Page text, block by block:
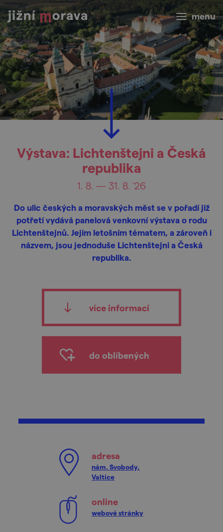
menu
Výstava: Lichtenštejni a Česká
republika
1. 8. — 31. 8. '26
Do ulic českých a moravských měst se v pořadí již
potřetí vydává panelová venkovní výstava o rodu
Lichtenštejnů. Jejím letošním tématem, a zároveň i
názvem, jsou jednoduše Lichtenštejni a Česká
republika.
více informací
do oblíbených
adresa
nám. Svobody,
Valtice
online
webové stránky